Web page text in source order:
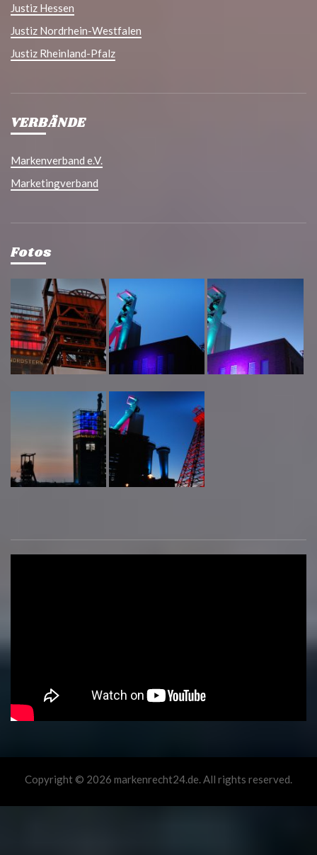
Justiz Hessen
Justiz Nordrhein-Westfalen
Justiz Rheinland-Pfalz
VERBÄNDE
Markenverband e.V.
Marketingverband
Fotos
Copyright © 2026 markenrecht24.de. All rights reserved.